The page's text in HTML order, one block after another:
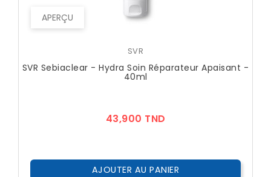
APERÇU
SVR
SVR Sebiaclear - Hydra Soin Réparateur Apaisant -
40ml
43,900 TND
AJOUTER AU PANIER